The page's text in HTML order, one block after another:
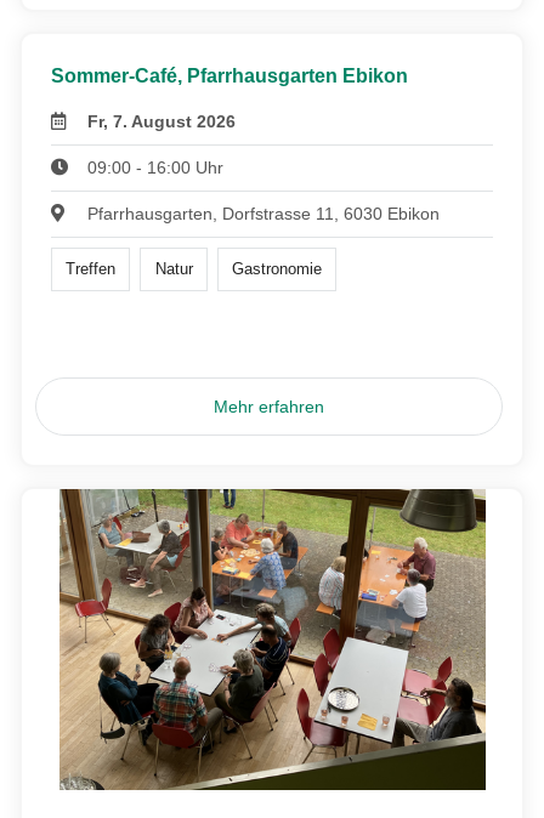
Sommer-Café, Pfarrhausgarten Ebikon
Fr, 7. August 2026
09:00 - 16:00 Uhr
Pfarrhausgarten, Dorfstrasse 11, 6030 Ebikon
Treffen Natur Gastronomie
Mehr erfahren